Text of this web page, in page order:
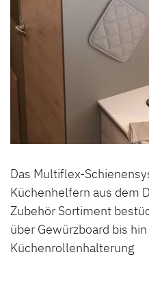
Das Multiflex-
Küchenhelfern aus dem
Zubehör Sortiment
über Gewürzboard bis
Küchenrollenhalterung